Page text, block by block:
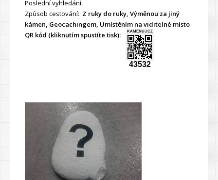
Poslední vyhledání:
Způsob cestování:: Z ruky do ruky, Výměnou za jiný
kámen, Geocachingem, Umístěním na viditelné místo
QR kód (kliknutím spustíte tisk):
KAMENUJ.CZ
43532